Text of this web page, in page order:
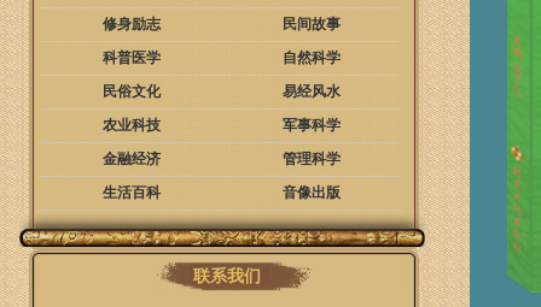
修身励志
民间故事
科普医学
自然科学
民俗文化
易经风水
农业科技
军事科学
金融经济
管理科学
生活百科
音像出版
联系我们